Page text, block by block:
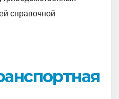
справочной